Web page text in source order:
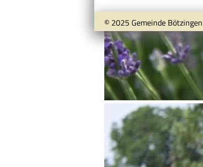
© 2025 Gemeinde Bötzingen